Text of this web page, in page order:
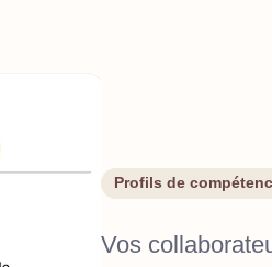
Profils de
Vos